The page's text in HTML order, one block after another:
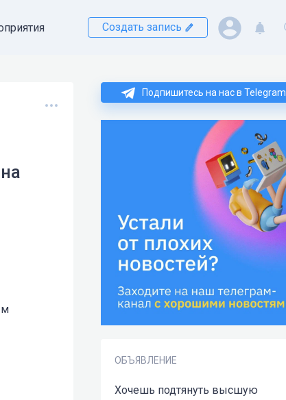
Создать запись
Подпишитесь на нас в Telegram
ОБЪЯВЛЕНИЕ
Хочешь подтянуть высшую